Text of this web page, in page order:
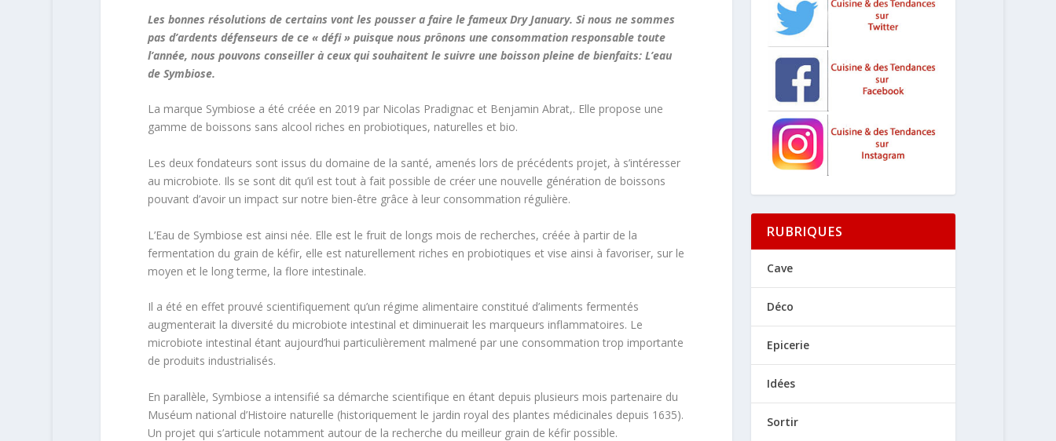
Les bonnes résolutions de certains vont les pousser a faire le fameux Dry January. Si nous ne sommes
pas d’ardents défenseurs de ce « défi » puisque nous prônons une consommation responsable toute
l’année, nous pouvons conseiller à ceux qui souhaitent le suivre une boisson pleine de bienfaits: L’eau
de Symbiose.
La marque Symbiose a été créée en 2019 par Nicolas Pradignac et Benjamin Abrat,. Elle propose une
gamme de boissons sans alcool riches en probiotiques, naturelles et bio.
Les deux fondateurs sont issus du domaine de la santé, amenés lors de précédents projet, à s’intéresser
au microbiote. Ils se sont dit qu’il est tout à fait possible de créer une nouvelle génération de boissons
pouvant d’avoir un impact sur notre bien-être grâce à leur consommation régulière.
L’Eau de Symbiose est ainsi née. Elle est le fruit de longs mois de recherches, créée à partir de la
fermentation du grain de kéfir, elle est naturellement riches en probiotiques et vise ainsi à favoriser, sur le
moyen et le long terme, la flore intestinale.
Il a été en effet prouvé scientifiquement qu’un régime alimentaire constitué d’aliments fermentés
augmenterait la diversité du microbiote intestinal et diminuerait les marqueurs inflammatoires. Le
microbiote intestinal étant aujourd’hui particulièrement malmené par une consommation trop importante
de produits industrialisés.
En parallèle, Symbiose a intensifié sa démarche scientifique en étant depuis plusieurs mois partenaire du
Muséum national d’Histoire naturelle (historiquement le jardin royal des plantes médicinales depuis 1635).
Un projet qui s’articule notamment autour de la recherche du meilleur grain de kéfir possible.
RUBRIQUES
Cave
Déco
Epicerie
Idées
Sortir